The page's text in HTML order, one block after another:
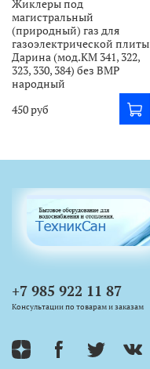
Жиклеры под
магистральный
(природный) газ для
газоэлектрической плиты
Дарина (мод.КМ 341, 322,
323, 330, 384) без ВМР
народный
450 руб
+7 985 922 11 87
Консультации по товарам и заказам